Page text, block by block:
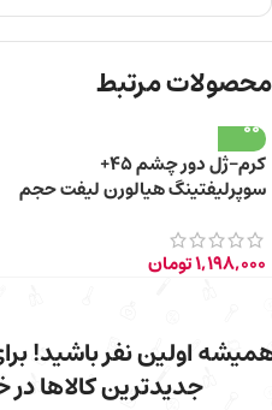
محصولات مرتبط
کرم-ژل دور چشم 45+
سوپرلیفتینگ هیالورن لیفت حجم
1,198,000تومان
اولین نفر باشید!
جدیدترین کالاها در